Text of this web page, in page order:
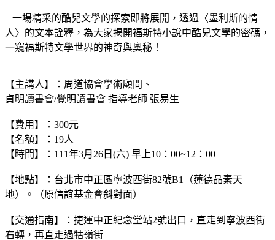
一場精采的酷兒文學的探索即將展開，透過〈墨利斯的情
人〉的文本詮釋，為大家揭開福斯特小說中酷兒文學的密碼，
一窺福斯特文學世界的神奇與奧秘！
【主講人】：周道協會學術顧問、
貞明讀書會/覺明讀書會 指導老師 張易生
【費用】：300元
【名額】：19人
【時間】：111年3月26日(六) 早上10：00~12：00
【地點】：台北市中正區寧波西街82號B1（蓮德品素天
地）。（原信誼基金會斜對面）
【交通指南】：捷運中正紀念堂站2號出口，直走到寧波西街
右轉，再直走過牯嶺街